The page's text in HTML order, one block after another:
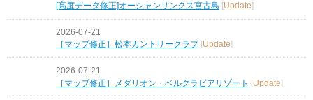
[高度データ修正]オーシャンリンクス宮古島 [Update]
2026-07-21
［マップ修正］松本カントリークラブ
Update
2026-07-21
［マップ修正］メダリオン・ベルグラビアリゾート
[Update]